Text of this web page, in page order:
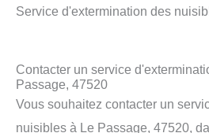
Service d'extermination des
Contacter un service
Passage, 47520
Vous souhaitez contacter un
nuisibles à Le Passage, 47520,